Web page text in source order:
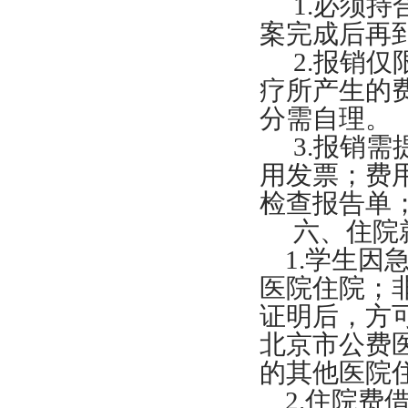
案完成后再
2.报销仅
疗所产生的
分需自理。
3.报销需
用发票；费
检查报告单
六、住院
1.学生因
医院住院；
证明后，方
北京市公费
的其他医院
2.住院费